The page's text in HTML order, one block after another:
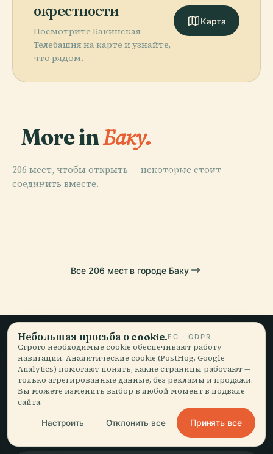
окрестности
Посмотрите Бакинская
Телебашня на карте и узнайте,
что рядом.
Карта
More inБаку.
206 мест, чтобы открыть — некоторые стоит
соединить вместе.
PLACE
Театр Оперы И
PLACE
PLACE
Все 206 мест в городе Баку
Медленные
путешествия,
рассказанные как надо.
Небольшая просьба о cookie.ЕС · GDPR
Строго необходимые cookie обеспечивают работу
навигации. Аналитические cookie (PostHog, Google
Analytics) помогают понять, какие страницы работают —
только агрегированные данные, без рекламы и продажи.
Вы можете изменить выбор в любой момент в подвале
сайта.
Настроить Отклонить все Принять все